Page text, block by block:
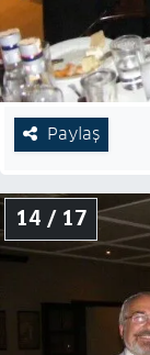
Paylaş
14 / 17